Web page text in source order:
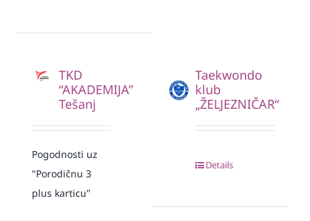
TKD
“AKADEMIJA”
Tešanj
Pogodnosti uz
"Porodičnu 3
plus karticu"
Taekwondo
klub
„ŽELJEZNIČAR“
Details